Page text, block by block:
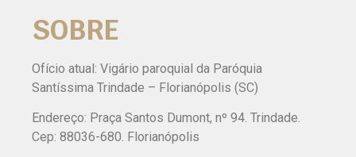
SOBRE
Ofício atual: Vigário paroquial da Paróquia
Santíssima Trindade – Florianópolis (SC)
Endereço: Praça Santos Dumont, nº 94. Trindade.
Cep: 88036-680. Florianópolis